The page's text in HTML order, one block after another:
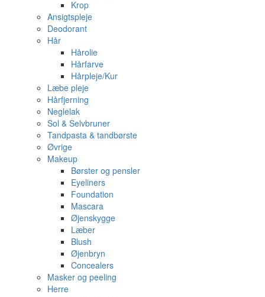
Krop
Ansigtspleje
Deodorant
Hår
Hårolie
Hårfarve
Hårpleje/Kur
Læbe pleje
Hårfjerning
Neglelak
Sol & Selvbruner
Tandpasta & tandbørste
Øvrige
Makeup
Børster og pensler
Eyeliners
Foundation
Mascara
Øjenskygge
Læber
Blush
Øjenbryn
Concealers
Masker og peeling
Herre